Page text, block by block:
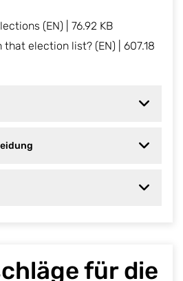
(EN) | 76.92 KB
that election list? (EN) | 607.18
für die